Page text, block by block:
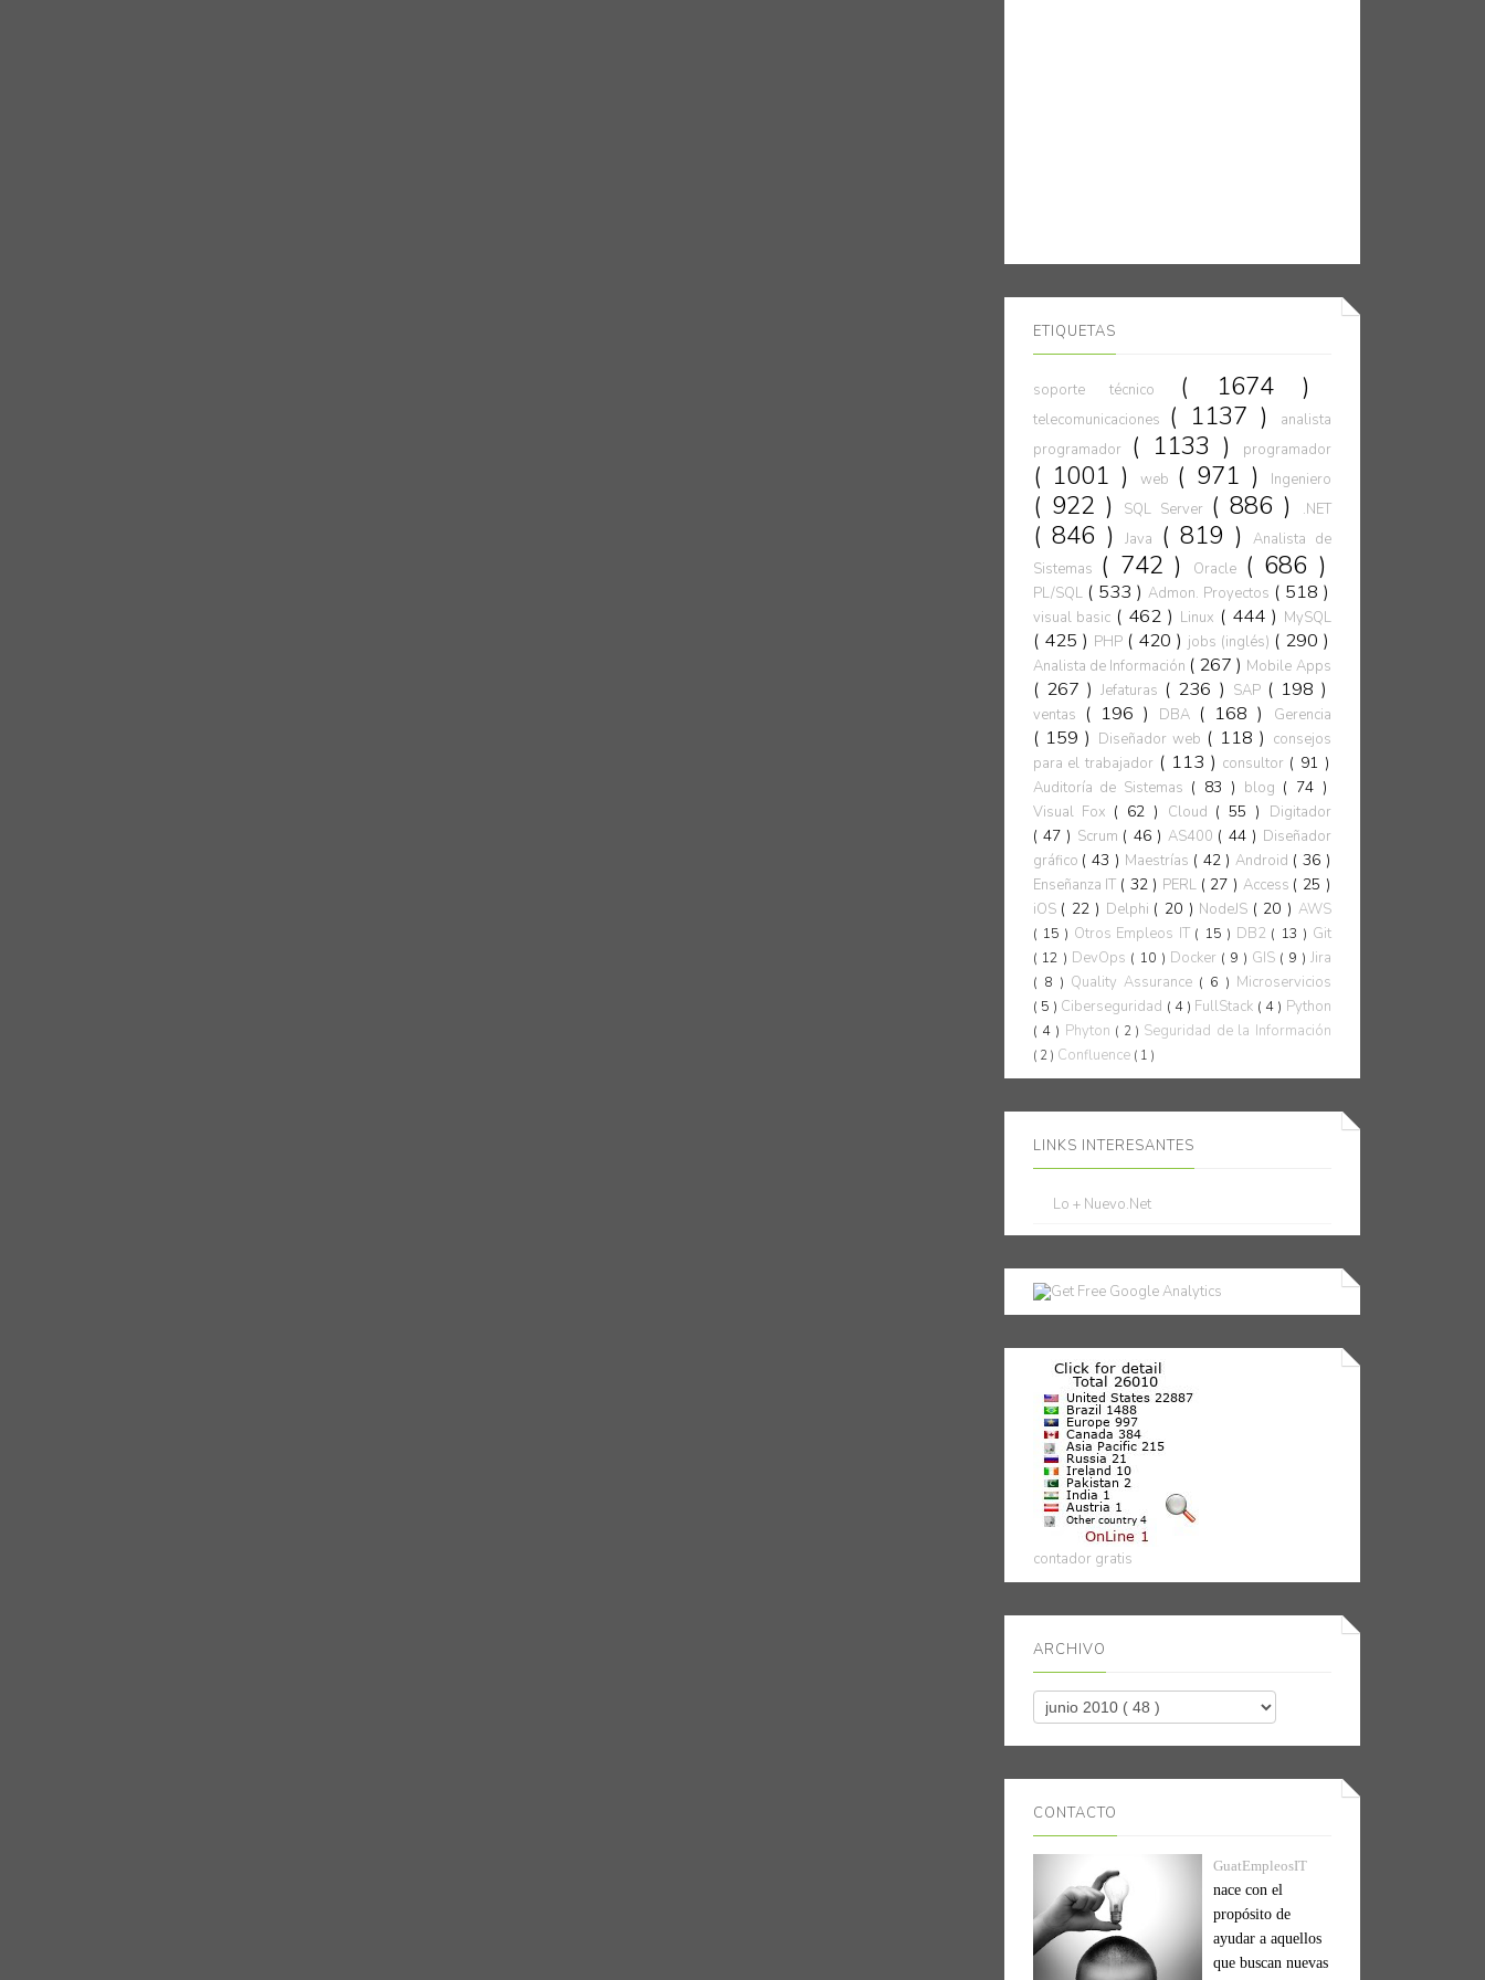
ETIQUETAS
soporte técnico ( 1674 )
telecomunicaciones ( 1137 )
analista
programador
( 1133 ) programador
( 1001 ) web ( 971 ) Ingeniero
( 922 ) SQL Server ( 886 ) .NET
( 846 ) Java ( 819 )
Analista de
Sistemas ( 742 ) Oracle ( 686 )
PL/SQL ( 533 ) Admon. Proyectos ( 518 )
visual basic ( 462 ) Linux ( 444 ) MySQL
( 425 ) PHP ( 420 ) jobs (inglés) ( 290 )
Analista de Información ( 267 ) Mobile Apps
( 267 )Jefaturas ( 236 ) SAP ( 198 )
ventas ( 196 ) DBA ( 168 ) Gerencia
( 159 ) Diseñador web ( 118 ) consejos
para el trabajador ( 113 ) consultor ( 91 )
Auditoría de Sistemas ( 83 ) blog ( 74 )
Visual Fox ( 62 ) Cloud ( 55 ) Digitador
( 47 ) Scrum ( 46 ) AS400 ( 44 ) Diseñador
gráfico ( 43 ) Maestrías ( 42 )Android ( 36 )
Enseñanza IT ( 32 ) PERL ( 27 ) Access ( 25 )
iOS ( 22 ) Delphi ( 20 ) NodeJS ( 20 ) AWS
( 15 ) Otros Empleos IT ( 15 ) DB2 ( 13 ) Git
( 12 ) DevOps ( 10 ) Docker ( 9 ) GIS ( 9 ) Jira
( 8 ) Quality Assurance ( 6 ) Microservicios
( 5 ) Ciberseguridad ( 4 ) FullStack ( 4 ) Python
( 4 ) Phyton ( 2 ) Seguridad de la Información
( 2 ) Confluence ( 1 )
LINKS INTERESANTES
Lo + Nuevo.Net
contador gratis
ARCHIVO
CONTACTO
GuatEmpleosIT
nace con el
propósito de
ayudar a aquellos
que buscan nuevas